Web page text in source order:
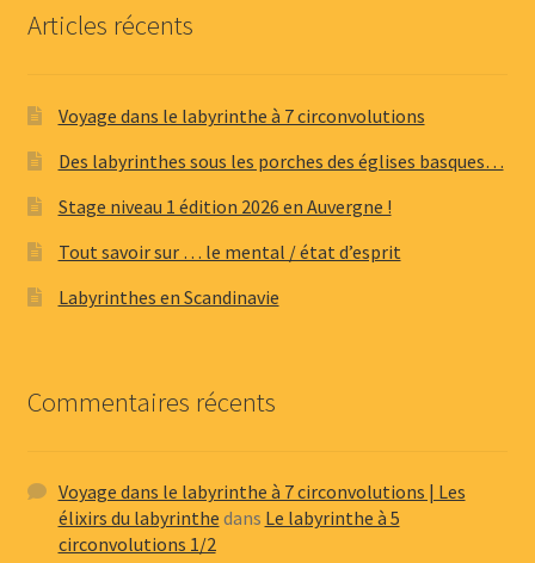
Articles récents
Voyage dans le labyrinthe à 7 circonvolutions
Des labyrinthes sous les porches des églises basques…
Stage niveau 1 édition 2026 en Auvergne !
Tout savoir sur … le mental / état d’esprit
Labyrinthes en Scandinavie
Commentaires récents
Voyage dans le labyrinthe à 7 circonvolutions | Les
élixirs du labyrinthe dans Le labyrinthe à 5
circonvolutions 1/2